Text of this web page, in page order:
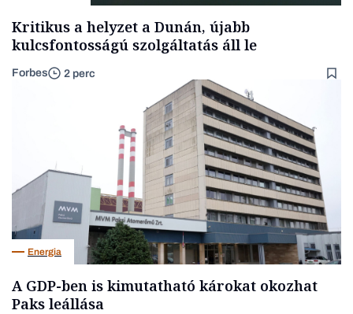
Kritikus a helyzet a Dunán, újabb
kulcsfontosságú szolgáltatás áll le
Forbes 2 perc
Energia
A GDP-ben is kimutatható károkat okozhat
Paks leállása